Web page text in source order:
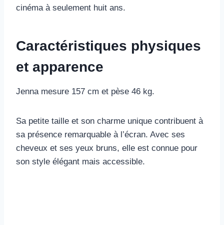
cinéma à seulement huit ans.
Caractéristiques physiques
et apparence
Jenna mesure 157 cm et pèse 46 kg.
Sa petite taille et son charme unique contribuent à
sa présence remarquable à l’écran. Avec ses
cheveux et ses yeux bruns, elle est connue pour
son style élégant mais accessible.